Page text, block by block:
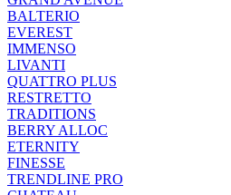
BALTERIO
EVEREST
IMMENSO
LIVANTI
QUATTRO PLUS
RESTRETTO
TRADITIONS
BERRY ALLOC
ETERNITY
FINESSE
TRENDLINE PRO